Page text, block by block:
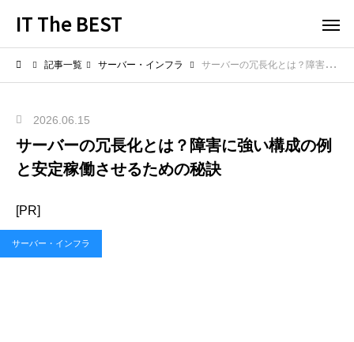
IT The BEST
記事一覧 サーバー・インフラ サーバーの冗長化とは？障害に強い構成の例と安定稼働させるための秘訣
2026.06.15
サーバーの冗長化とは？障害に強い構成の例
と安定稼働させるための秘訣
[PR]
サーバー・インフラ